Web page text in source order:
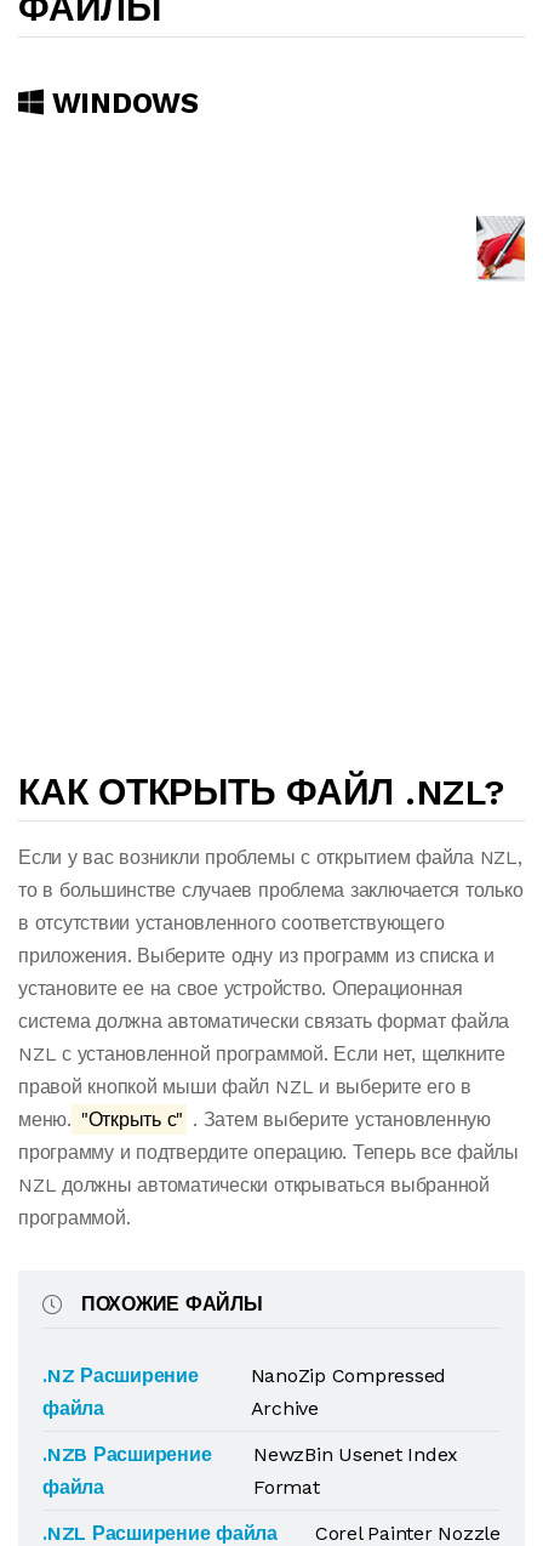
WINDOWS
КАК ОТКРЫТЬ ФАЙЛ .NZL?
Если у вас возникли проблемы с открытием файла NZL,
то в большинстве случаев проблема заключается только
в отсутствии установленного соответствующего
приложения. Выберите одну из программ из списка и
установите ее на свое устройство. Операционная
система должна автоматически связать формат файла
NZL с установленной программой. Если нет, щелкните
правой кнопкой мыши файл NZL и выберите его в
меню. "Открыть с" . Затем выберите установленную
программу и подтвердите операцию. Теперь все файлы
NZL должны автоматически открываться выбранной
программой.
ПОХОЖИЕ ФАЙЛЫ
.NZ Расширение
файла
NanoZip Compressed
Archive
.NZB Расширение
файла
NewzBin Usenet Index
Format
.NZL Расширение файла
Corel Painter Nozzle